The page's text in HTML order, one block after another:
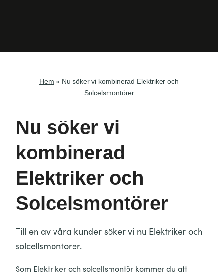
Hem » Nu söker vi kombinerad Elektriker och
Solcelsmontörer
Nu söker vi
kombinerad
Elektriker och
Solcelsmontörer
Till en av våra kunder söker vi nu Elektriker och
solcellsmontörer.
Som Elektriker och solcellsmontör kommer du att